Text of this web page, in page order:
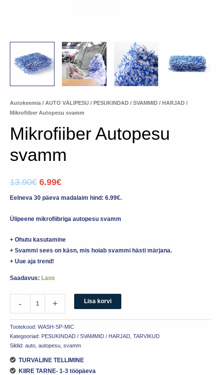
Autokeemia / AUTO VÄLIPESU / PESUKINDAD / SVAMMID / HARJAD /
Mikrofiiber Autopesu svamm
Mikrofiiber Autopesu
svamm
13.90€ 6.99€
Eelneva 30 päeva madalaim hind: 6.99€.
Ülipeene mikrofiibriga autopesu svamm
+ Ohutu kasutamine
+ Svammi sees on käsn, mis hoiab svammi hästi märjana.
+ Uue aja trend!
Saadavus: Laos
- + Lisa korvi
Tootekood: WASH-SP-MIC
Kategooriad: PESUKINDAD / SVAMMID / HARJAD TARVIKUD
Sildid: auto autopesu svamm
TURVALINE TELLIMINE
KIIRE TARNE- 1-3 tööpäeva